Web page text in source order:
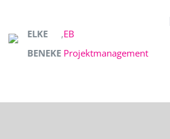
ELKE
BENEKE
,EB
Projektmanagement